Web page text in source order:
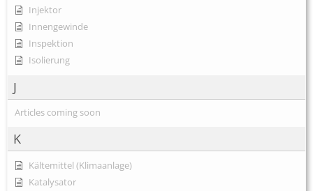
Injektor
Innengewinde
Inspektion
Isolierung
J
Articles coming soon
K
Kältemittel (Klimaanlage)
Katalysator